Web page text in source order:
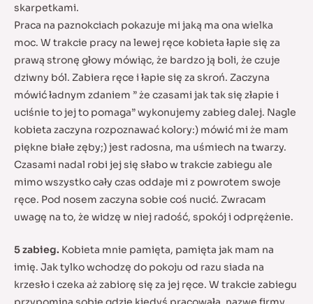
skarpetkami.
Praca na paznokciach pokazuje mi jaką ma ona wielka
moc. W trakcie pracy na lewej ręce kobieta łapie się za
prawą stronę głowy mówiąc, że bardzo ją boli, że czuje
dziwny ból. Zabiera ręce i łapie się za skroń. Zaczyna
mówić ładnym zdaniem ” że czasami jak tak się złapie i
uciśnie to jej to pomaga” wykonujemy zabieg dalej. Nagle
kobieta zaczyna rozpoznawać kolory:) mówić mi że mam
piękne białe zęby;) jest radosna, ma uśmiech na twarzy.
Czasami nadal robi jej się słabo w trakcie zabiegu ale
mimo wszystko cały czas oddaje mi z powrotem swoje
ręce. Pod nosem zaczyna sobie coś nucić. Zwracam
uwagę na to, że widzę w niej radość, spokój i odprężenie.
5 zabieg. Kobieta mnie pamięta, pamięta jak mam na
imię. Jak tylko wchodzę do pokoju od razu siada na
krzesło i czeka aż zabiorę się za jej ręce. W trakcie zabiegu